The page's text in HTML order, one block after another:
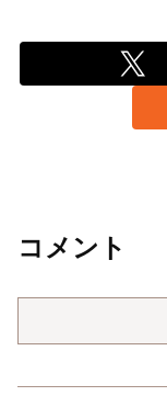
コメント